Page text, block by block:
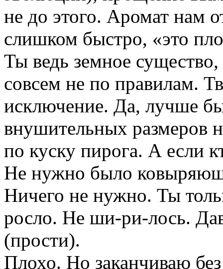
не до этого. Аромат нам
слишком быстро, «это
Ты ведь земное
совсем не по правилам.
исключение. Да, лучше
внушительных размеров
по куску пирога. А если
Не нужно было
Ничего не нужно. Ты
росло. Не ши-ри-лось.
(прости).
Плохо. Но заканчиваю